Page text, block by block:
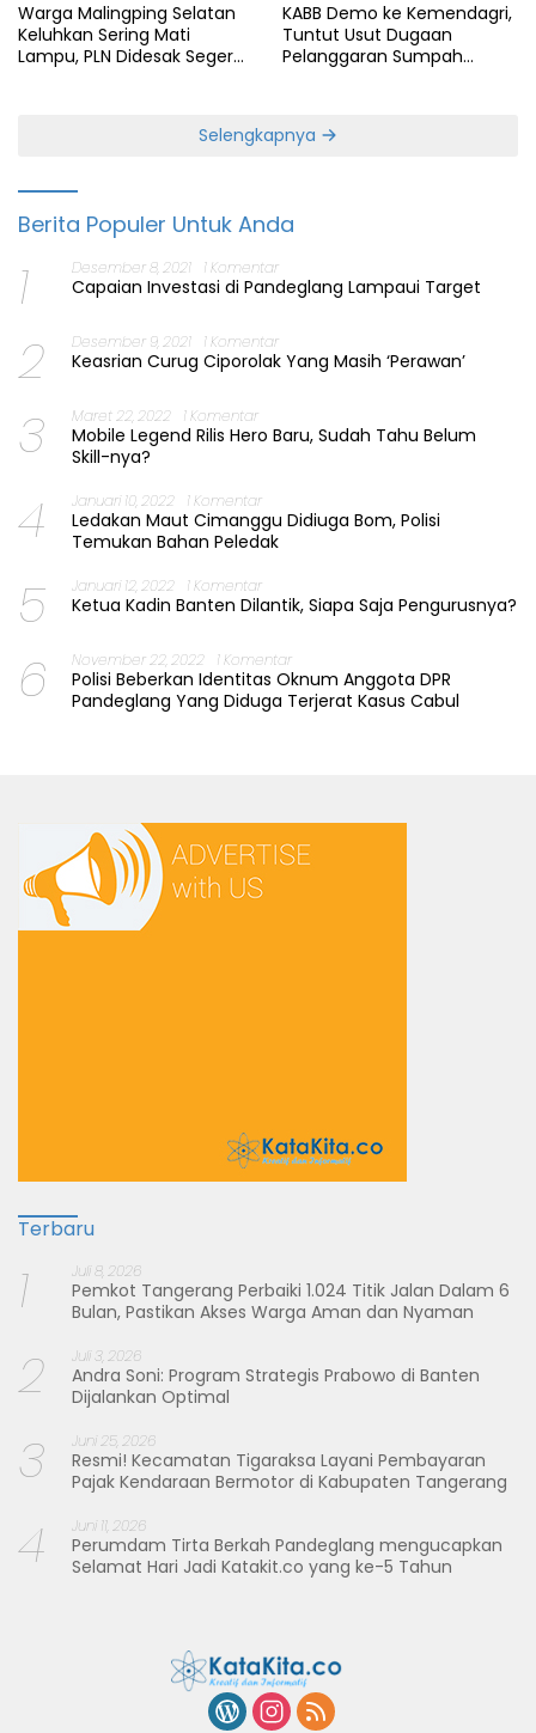
Warga Malingping Selatan
Keluhkan Sering Mati
Lampu, PLN Didesak Segera
KABB Demo ke Kemendagri,
Tuntut Usut Dugaan
Pelanggaran Sumpah
Selengkapnya
Berita Populer Untuk Anda
1 Desember 8, 2021 1 Komentar
Capaian Investasi di Pandeglang Lampaui Target
2 Desember 9, 2021 1 Komentar
Keasrian Curug Ciporolak Yang Masih ‘Perawan’
3 Maret 22, 2022 1 Komentar
Mobile Legend Rilis Hero Baru, Sudah Tahu Belum
Skill-nya?
4 Januari 10, 2022 1 Komentar
Ledakan Maut Cimanggu Didiuga Bom, Polisi
Temukan Bahan Peledak
5 Januari 12, 2022 1 Komentar
Ketua Kadin Banten Dilantik, Siapa Saja Pengurusnya?
6 November 22, 2022 1 Komentar
Polisi Beberkan Identitas Oknum Anggota DPR
Pandeglang Yang Diduga Terjerat Kasus Cabul
Terbaru
1 Juli 8, 2026
Pemkot Tangerang Perbaiki 1.024 Titik Jalan Dalam 6
Bulan, Pastikan Akses Warga Aman dan Nyaman
2 Juli 3, 2026
Andra Soni: Program Strategis Prabowo di Banten
Dijalankan Optimal
3 Juni 25, 2026
Resmi! Kecamatan Tigaraksa Layani Pembayaran
Pajak Kendaraan Bermotor di Kabupaten Tangerang
4 Juni 11, 2026
Perumdam Tirta Berkah Pandeglang mengucapkan
Selamat Hari Jadi Katakit.co yang ke-5 Tahun